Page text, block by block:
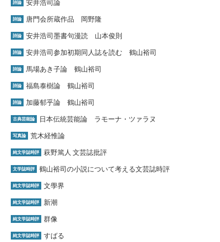
詩論 安井浩司論
詩論 唐門会所蔵作品 岡野隆
詩論 安井浩司墨書句漫読 山本俊則
詩論 安井浩司参加初期同人誌を読む 鶴山裕司
詩論 馬場あき子論 鶴山裕司
詩論 福島泰樹論 鶴山裕司
詩論 加藤郁乎論 鶴山裕司
古典芸能論 日本伝統芸能論 ラモーナ・ツァラヌ
写真論 荒木経惟論
純文学誌時評 萩野篤人 文芸誌批評
文学誌時評 鶴山裕司の小説について考える文芸誌時評
純文学誌時評 文學界
純文学誌時評 新潮
純文学誌時評 群像
純文学誌時評 すばる